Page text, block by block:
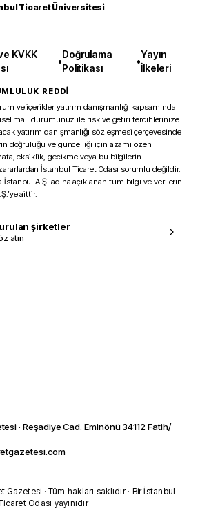
Ticaret Üniversitesi
KVKK
•
Doğrulama
Politikası
•
Yayın
İlkeleri
REDDİ
ve içerikler yatırım danışmanlığı kapsamında
mali durumunuz ile risk ve getiri tercihlerinize
yatırım danışmanlığı sözleşmesi çerçevesinde
doğruluğu ve güncelliği için azami özen
eksiklik, gecikme veya bu bilgilerin
İstanbul Ticaret Odası sorumlu değildir.
İstanbul A.Ş. adına açıklanan tüm bilgi ve verilerin
aittir.
şirketler
atın
· Reşadiye Cad. Eminönü 34112 Fatih/
· Tüm hakları saklıdır · Bir İstanbul
Odası yayınıdır